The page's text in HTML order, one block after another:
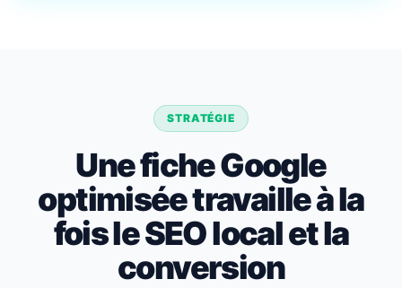
STRATÉGIE
Une fiche Google
optimisée travaille à la
fois le SEO local et la
conversion